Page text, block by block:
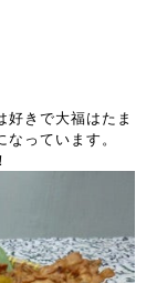
好きで大福はたま
っています。